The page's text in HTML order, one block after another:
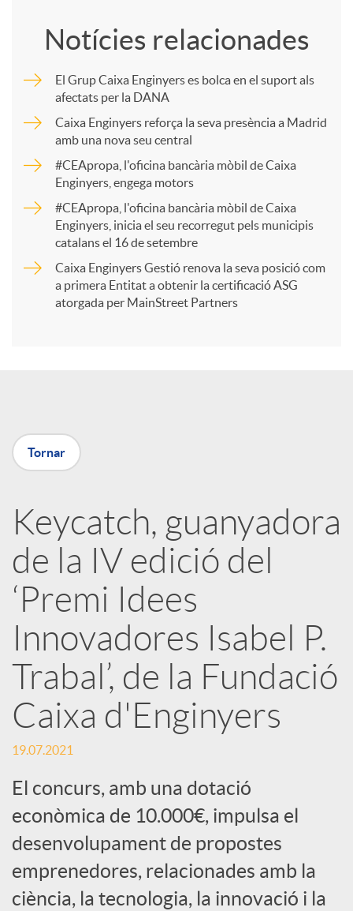
m
p
a
r
t
X
a
r
x
e
s
S
o
c
Notícies relacionades
El Grup Caixa Enginyers es bolca en el suport als
afectats per la DANA
Caixa Enginyers reforça la seva presència a Madrid
amb una nova seu central
#CEApropa, l'oficina bancària mòbil de Caixa
Enginyers, engega motors
#CEApropa, l'oficina bancària mòbil de Caixa
Enginyers, inicia el seu recorregut pels municipis
catalans el 16 de setembre
Caixa Enginyers Gestió renova la seva posició com
a primera Entitat a obtenir la certificació ASG
atorgada per MainStreet Partners
Tornar
Keycatch, guanyadora
de la IV edició del
‘Premi Idees
Innovadores Isabel P.
Trabal’, de la Fundació
Caixa d'Enginyers
19.07.2021
El concurs, amb una dotació
econòmica de 10.000€, impulsa el
desenvolupament de propostes
emprenedores, relacionades amb la
ciència, la tecnologia, la innovació i la